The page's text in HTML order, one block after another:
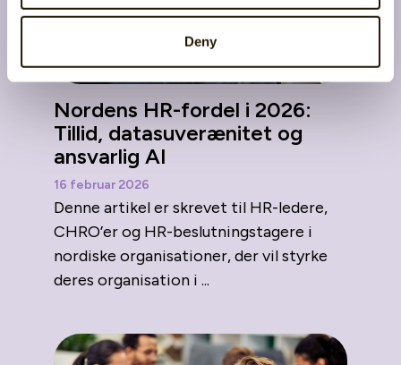
Deny
Nordens HR-fordel i 2026:
Tillid, datasuverænitet og
ansvarlig AI
16 februar 2026
Denne artikel er skrevet til HR-ledere,
CHRO’er og HR-beslutningstagere i
nordiske organisationer, der vil styrke
deres organisation i ...